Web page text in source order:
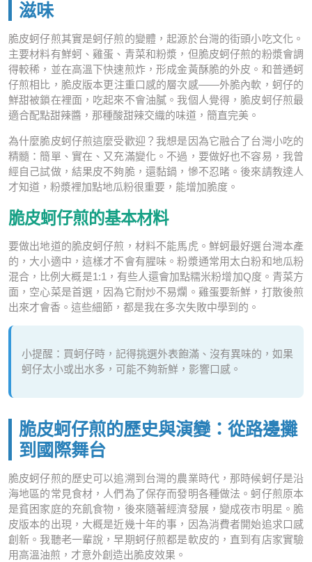
滋味
脆皮蚵仔煎其實是蚵仔煎的變體，起源於台灣的街頭小吃文化。
主要材料有鮮蚵、雞蛋、青菜和粉漿，但脆皮蚵仔煎的粉漿會調
得較稀，並在高溫下快速煎炸，形成金黃酥脆的外皮。和普通蚵
仔煎相比，脆皮版本更注重口感的層次感——外脆內軟，蚵仔的
鮮甜被鎖在裡面，吃起來不會油膩。我個人覺得，脆皮蚵仔煎最
適合配點甜辣醬，那種酸甜辣交織的味道，簡直完美。
為什麼脆皮蚵仔煎這麼受歡迎？我想是因為它融合了台灣小吃的
精髓：簡單、實在、又充滿變化。不過，要做好也不容易，我曾
經自己試做，結果皮不夠脆，還黏鍋，慘不忍睹。後來請教達人
才知道，粉漿裡加點地瓜粉很重要，能增加脆度。
脆皮蚵仔煎的基本材料
要做出地道的脆皮蚵仔煎，材料不能馬虎。鮮蚵最好選台灣本產
的，大小適中，這樣才不會有腥味。粉漿通常用太白粉和地瓜粉
混合，比例大概是1:1，有些人還會加點糯米粉增加Q度。青菜方
面，空心菜是首選，因為它耐炒不易爛。雞蛋要新鮮，打散後煎
出來才會香。這些細節，都是我在多次失敗中學到的。
小提醒：買蚵仔時，記得挑選外表飽滿、沒有異味的，如果
蚵仔太小或出水多，可能不夠新鮮，影響口感。
脆皮蚵仔煎的歷史與演變：從路邊攤
到國際舞台
脆皮蚵仔煎的歷史可以追溯到台灣的農業時代，那時候蚵仔是沿
海地區的常見食材，人們為了保存而發明各種做法。蚵仔煎原本
是貧困家庭的充飢食物，後來隨著經濟發展，變成夜市明星。脆
皮版本的出現，大概是近幾十年的事，因為消費者開始追求口感
創新。我聽老一輩說，早期蚵仔煎都是軟皮的，直到有店家實驗
用高溫油煎，才意外創造出脆皮效果。